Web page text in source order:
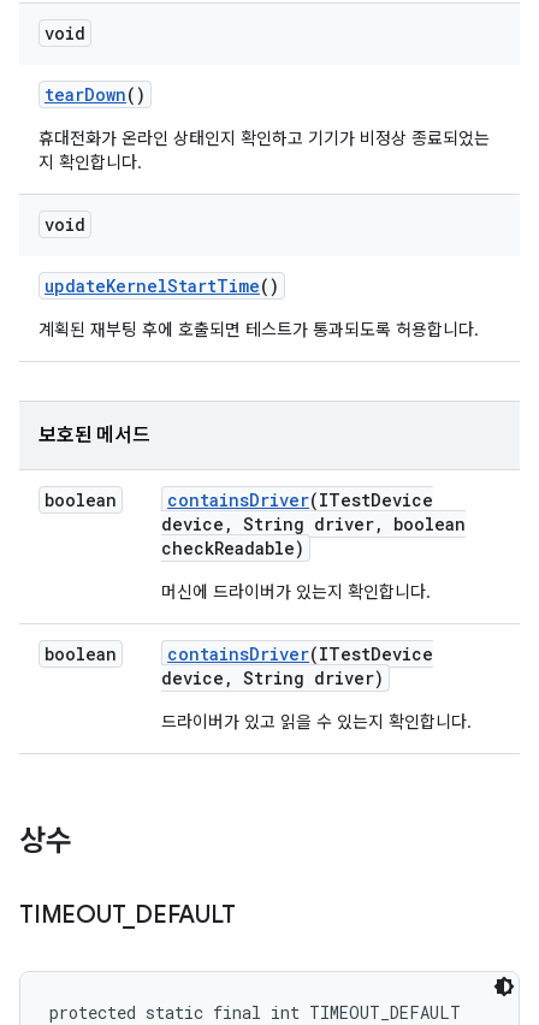
void
tearDown()
휴대전화가 온라인 상태인지 확인하고 기기가 비정상 종료되었는
지 확인합니다.
void
updateKernelStartTime()
계획된 재부팅 후에 호출되면 테스트가 통과되도록 허용합니다.
보호된 메서드
boolean containsDriver(ITestDevice
device , String driver,
boolean
checkReadable)
머신에 드라이버가 있는지 확인합니다.
boolean containsDriver(ITestDevice
device , String driver)
드라이버가 있고 읽을 수 있는지 확인합니다.
상수
TIMEOUT_ DEFAULT
protected static final int TIMEOUT_DEFAULT